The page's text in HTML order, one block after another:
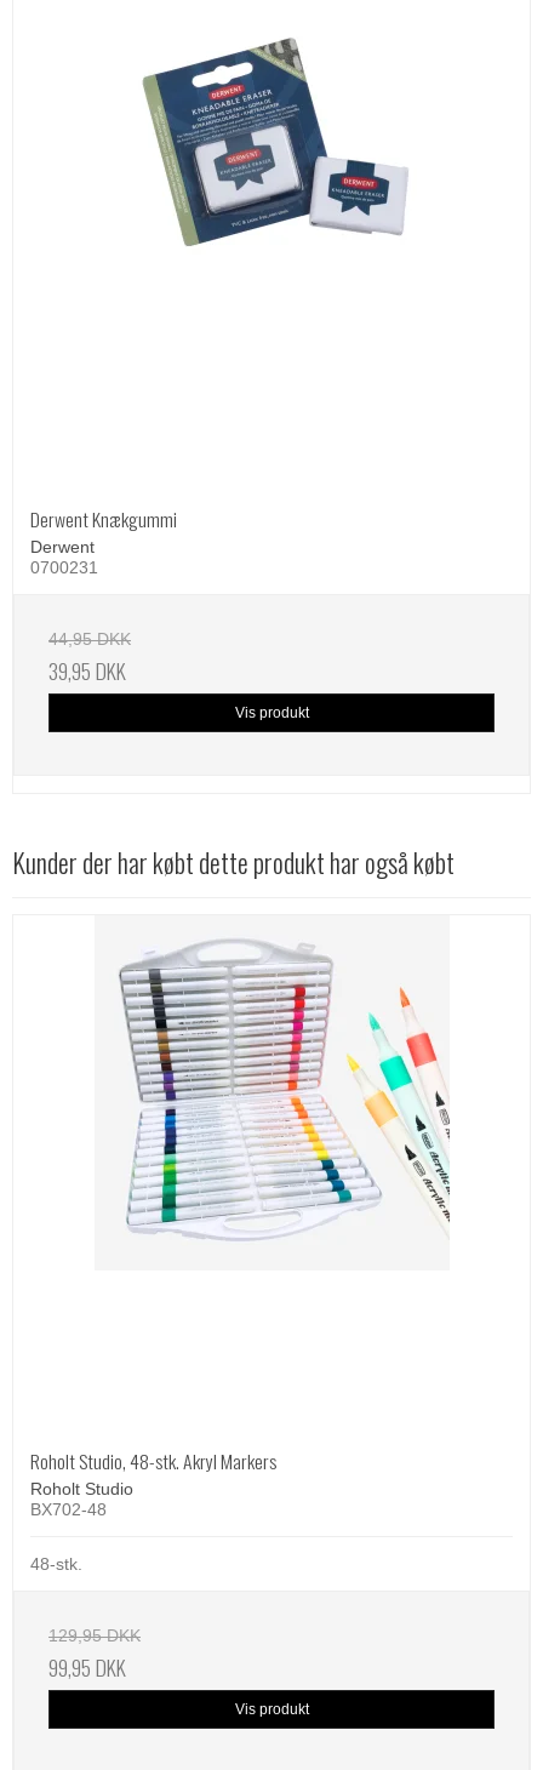
Derwent Knækgummi
Derwent
0700231
44,95 DKK
39,95 DKK
Vis produkt
Kunder der har købt dette produkt har også købt
Roholt Studio, 48-stk. Akryl Markers
Roholt Studio
BX702-48
48-stk.
129,95 DKK
99,95 DKK
Vis produkt